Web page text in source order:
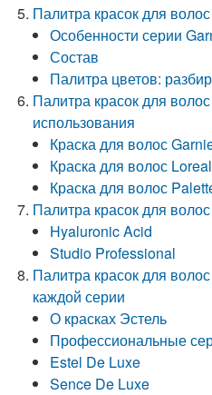
Палитра красок для
Особенности серии
Состав
Палитра цветов:
Палитра красок для
использования
Краска для волос
Краска для волос
Краска для волос
Палитра красок для
Hyaluronic Acid
Studio Professional
Палитра красок для
каждой серии
О красках Эстель
Профессиональные
Estel De Luxe
Sence De Luxe